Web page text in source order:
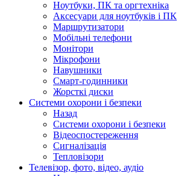
Ноутбуки, ПК та оргтехніка
Аксесуари для ноутбуків і ПК
Маршрутизатори
Мобільні телефони
Монітори
Мікрофони
Навушники
Смарт-годинники
Жорсткі диски
Системи охорони і безпеки
Назад
Системи охорони і безпеки
Відеоспостереження
Сигналізація
Тепловізори
Телевізор, фото, відео, аудіо